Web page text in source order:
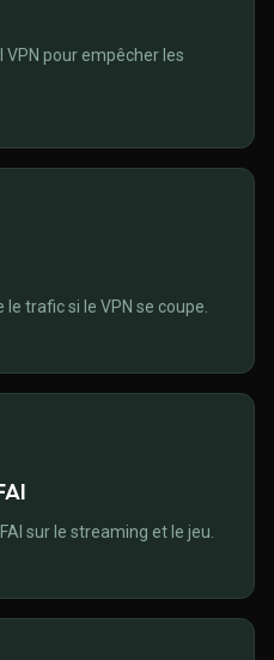
VPN pour empêcher les
trafic si le VPN se coupe.
sur le streaming et le jeu.